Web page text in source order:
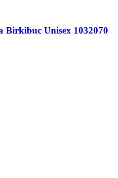
Birkibuc Unisex 1032070